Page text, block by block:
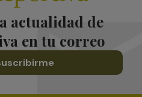
actualidad de
en tu correo